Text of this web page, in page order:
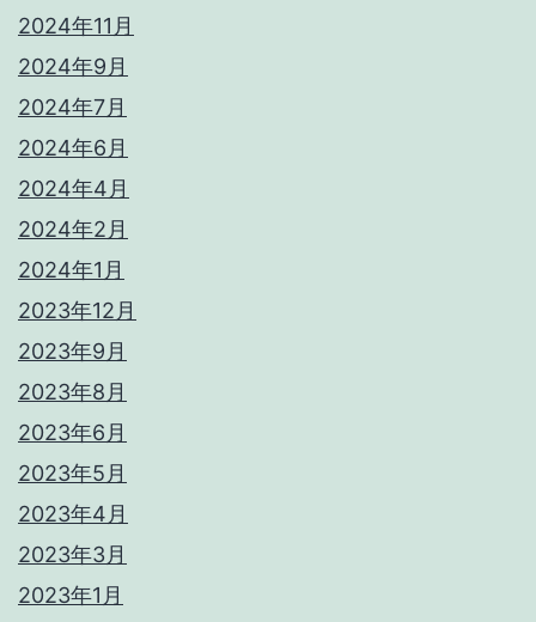
2024年11月
2024年9月
2024年7月
2024年6月
2024年4月
2024年2月
2024年1月
2023年12月
2023年9月
2023年8月
2023年6月
2023年5月
2023年4月
2023年3月
2023年1月